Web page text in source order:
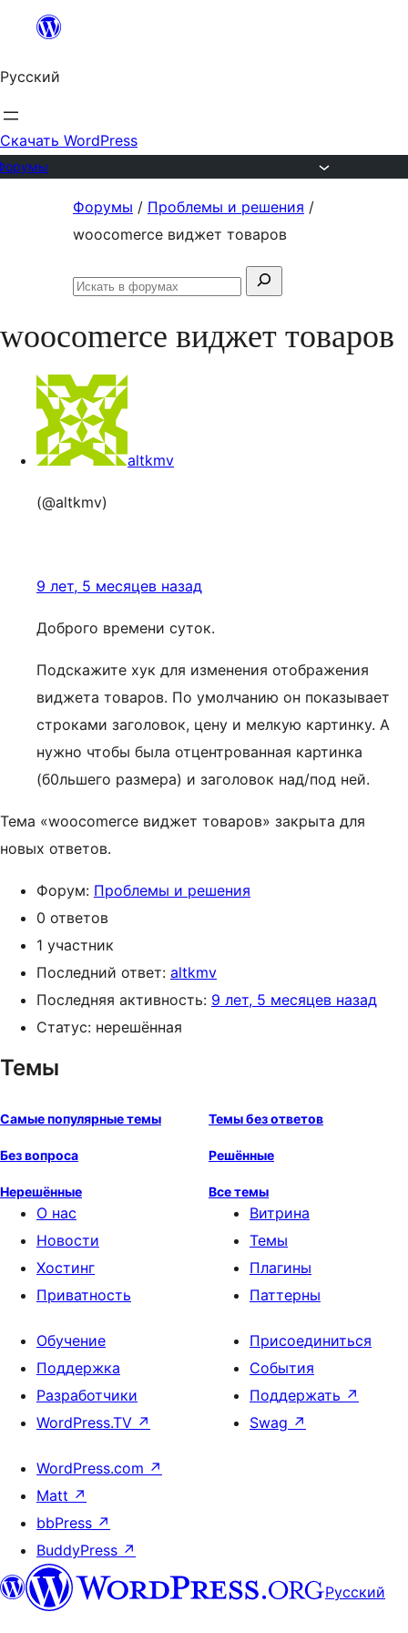
Перейти
содержимому
Русский
Скачать WordPress
Форумы / Проблемы и решения /
woocomerce виджет товаров
Поиск:
Искать
woocomerce виджет товаров
altkmv
(@altkmv)
9 лет, 5 месяцев назад
Доброго времени суток.
Подскажите хук для изменения отображения
виджета товаров. По умолчанию он показывает
строками заголовок, цену и мелкую картинку. А
нужно чтобы была отцентрованная картинка
(б0льшего размера) и заголовок над/под ней.
Тема «woocomerce виджет товаров» закрыта для
новых ответов.
Форум: Проблемы и решения
0 ответов
1 участник
Последний ответ: altkmv
Последняя активность: 9 лет, 5 месяцев назад
Статус: нерешённая
Темы
Самые популярные темы Темы без ответов
Без вопроса Решённые
Нерешённые Все темы
О нас
Новости
Хостинг
Приватность
Витрина
Темы
Плагины
Паттерны
Обучение
Поддержка
Разработчики
WordPress.TV ↗
Присоединиться
События
Поддержать ↗
Swag ↗
WordPress.com ↗
Matt ↗
bbPress ↗
BuddyPress ↗
Русский